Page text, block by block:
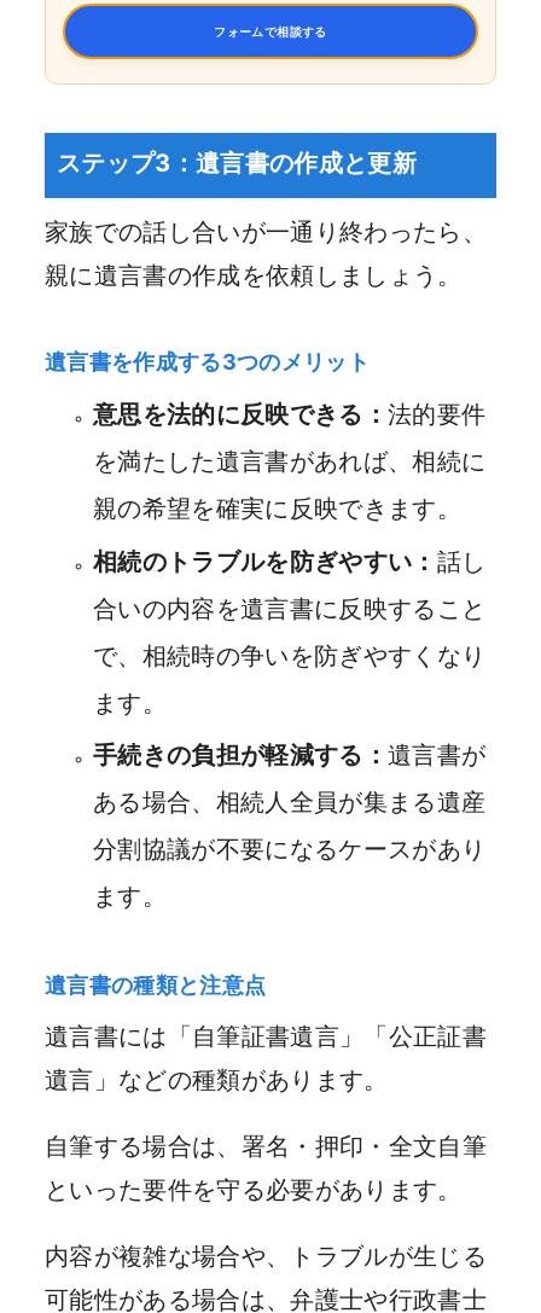
フォームで相談する
ステップ3：遺言書の作成と更新
家族での話し合いが一通り終わったら、
親に遺言書の作成を依頼しましょう。
遺言書を作成する3つのメリット
意思を法的に反映できる：法的要件
を満たした遺言書があれば、相続に
親の希望を確実に反映できます。
相続のトラブルを防ぎやすい： 話し
合いの内容を遺言書に反映すること
で、相続時の争いを防ぎやすくなり
ます。
手続きの負担が軽減する：遺言書が
ある場合、相続人全員が集まる遺産
分割協議が不要になるケースがあり
ます。
遺言書の種類と注意点
遺言書には「自筆証書遺言」「公正証書
遺言」などの種類があります。
自筆する場合は、署名・押印・全文自筆
といった要件を守る必要があります。
内容が複雑な場合や、トラブルが生じる
可能性がある場合は、弁護士や行政書士